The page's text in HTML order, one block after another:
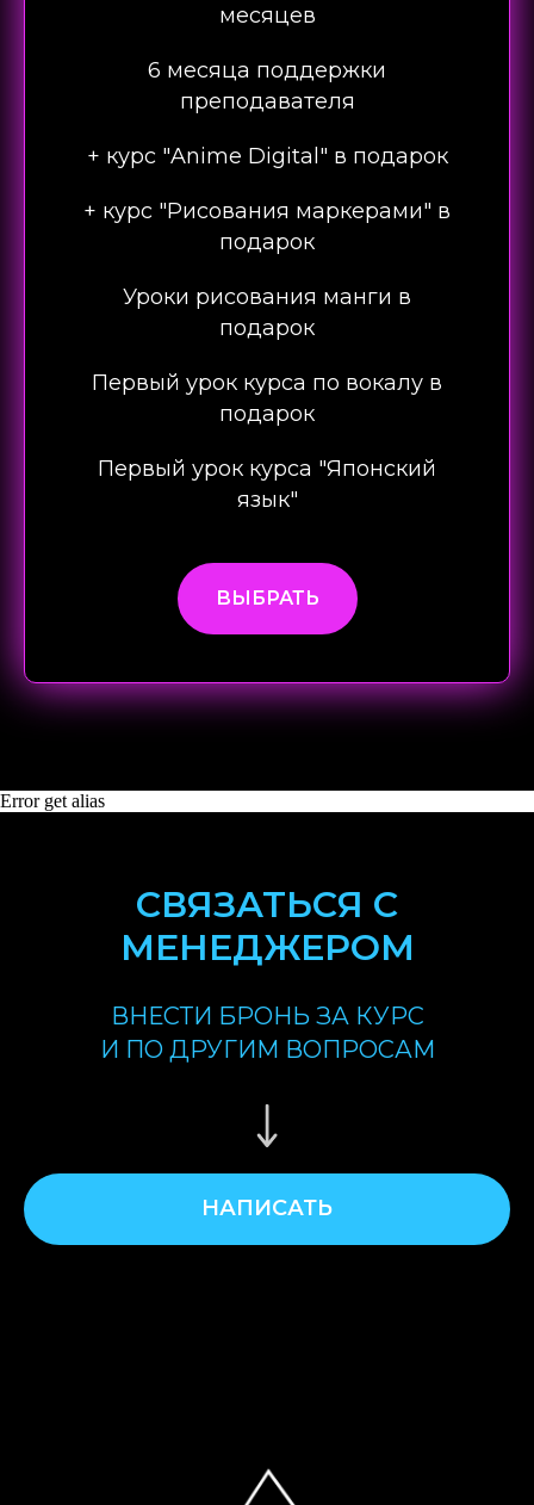
месяцев
6 месяца поддержки
преподавателя
+ курс "Anime Digital" в подарок
+ курс "Рисования маркерами" в
подарок
Уроки рисования манги в
подарок
Первый урок курса по вокалу в
подарок
Первый урок курса "Японский
язык"
ВЫБРАТЬ
Error get alias
СВЯЗАТЬСЯ С
МЕНЕДЖЕРОМ
ВНЕСТИ БРОНЬ ЗА КУРС
И ПО ДРУГИМ ВОПРОСАМ
НАПИСАТЬ